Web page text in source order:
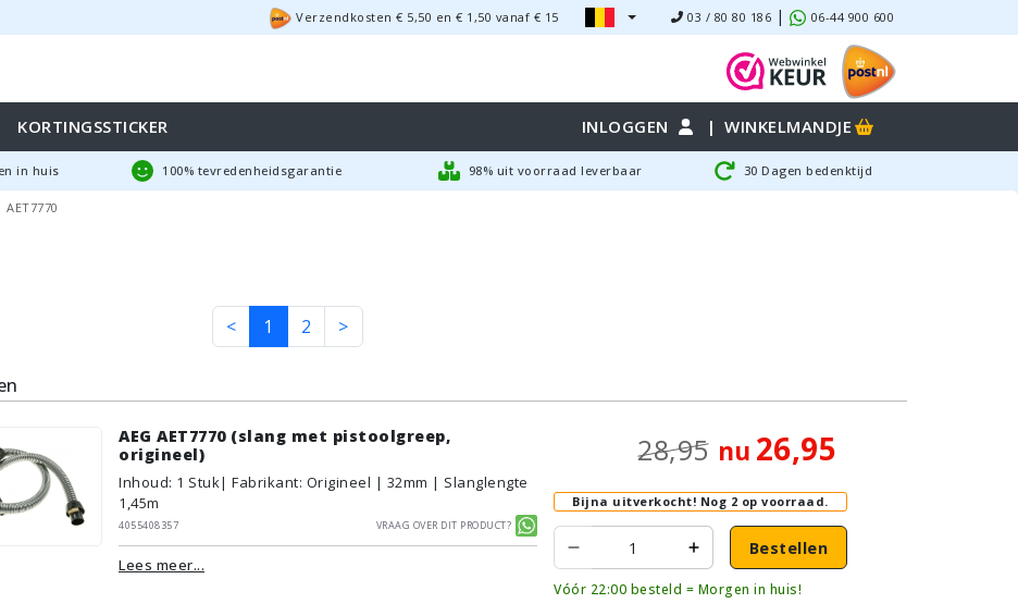
Verzendkosten € 5,50 en € 1,50 vanaf € 15 03 / 80 80 186 | 06-44 900 600
KORTINGSSTICKER INLOGGEN | WINKELMANDJE
in huis 100% tevredenheidsgarantie 98% uit voorraad leverbaar 30 Dagen bedenktijd
AET7770
< 1 2 >
AEG AET7770 (slang met pistoolgreep,
origineel)
Inhoud: 1 Stuk| Fabrikant: Origineel | 32mm | Slanglengte
1,45m
4055408357
Vraag over dit product?
Lees meer...
28,95 nu 26,95
Bijna uitverkocht! Nog 2 op voorraad.
Bestellen
Vóór 22:00 besteld = Morgen in huis!